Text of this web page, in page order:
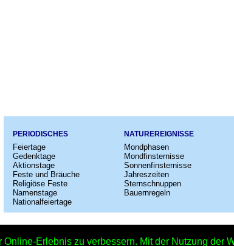
Erlebnis zu verbessern. Mit der Nutzung
PERIODISCHES
Feiertage
Gedenktage
Aktionstage
Feste und Bräuche
Religiöse Feste
Namenstage
Nationalfeiertage
NATUREREIGNISSE
Mondphasen
Mondfinsternisse
Sonnenfinsternisse
Jahreszeiten
Sternschnuppen
Bauernregeln